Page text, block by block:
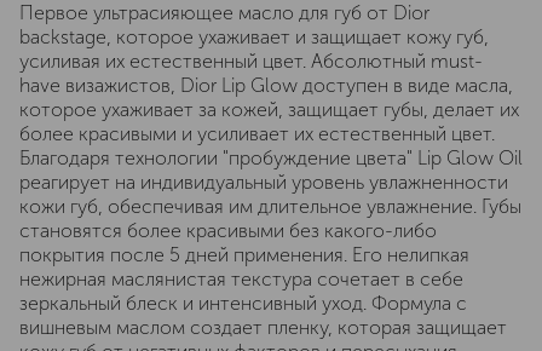
Первое ультрасияющее масло для губ от Dior
backstage, которое ухаживает и защищает кожу губ,
усиливая их естественный цвет. Абсолютный must-
have визажистов, Dior Lip Glow доступен в виде масла,
которое ухаживает за кожей, защищает губы, делает их
более красивыми и усиливает их естественный цвет.
Благодаря технологии "пробуждение цвета" Lip Glow Oil
реагирует на индивидуальный уровень увлажненности
кожи губ, обеспечивая им длительное увлажнение. Губы
становятся более красивыми без какого-либо
покрытия после 5 дней применения. Его нелипкая
нежирная маслянистая текстура сочетает в себе
зеркальный блеск и интенсивный уход. Формула с
вишневым маслом создает пленку, которая защищает